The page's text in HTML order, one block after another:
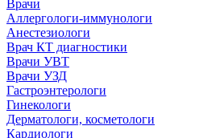
Врачи
Аллергологи-иммунологи
Анестезиологи
Врач КТ диагностики
Врачи УВТ
Врачи УЗД
Гастроэнтерологи
Гинекологи
Дерматологи, косметологи
Кардиологи